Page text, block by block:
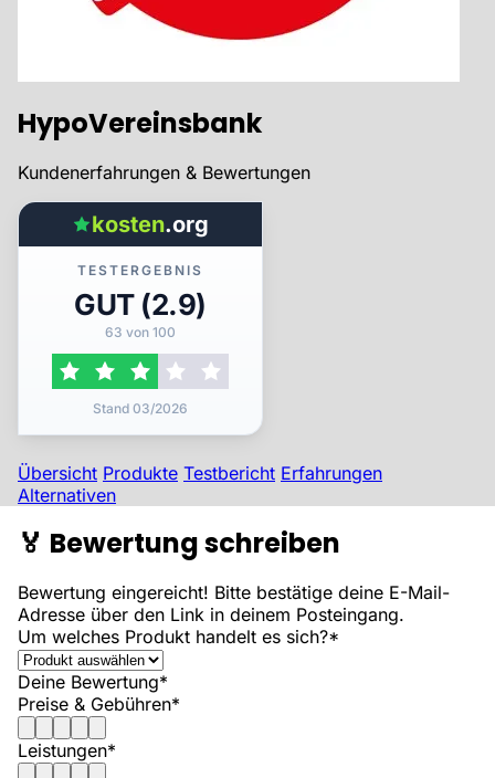
HypoVereinsbank
Kundenerfahrungen & Bewertungen
kosten.org
TESTERGEBNIS
GUT (2.9)
63 von 100
Stand 03/2026
Übersicht Produkte Testbericht Erfahrungen
Alternativen
🏅 Bewertung schreiben
Bewertung eingereicht! Bitte bestätige deine E-Mail-
Adresse über den Link in deinem Posteingang.
Um welches Produkt handelt es sich?*
Deine Bewertung*
Preise & Gebühren*
Leistungen*